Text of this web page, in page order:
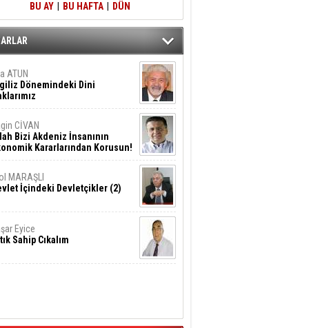
BU AY BU HAFTA DÜN
ATUN
Dönemindeki Dini
CİVAN
Bizi Akdeniz İnsanının
Kararlarından Korusun!
MARAŞLI
İçindeki Devletçikler (2)
Eyice
Sahip Cıkalım